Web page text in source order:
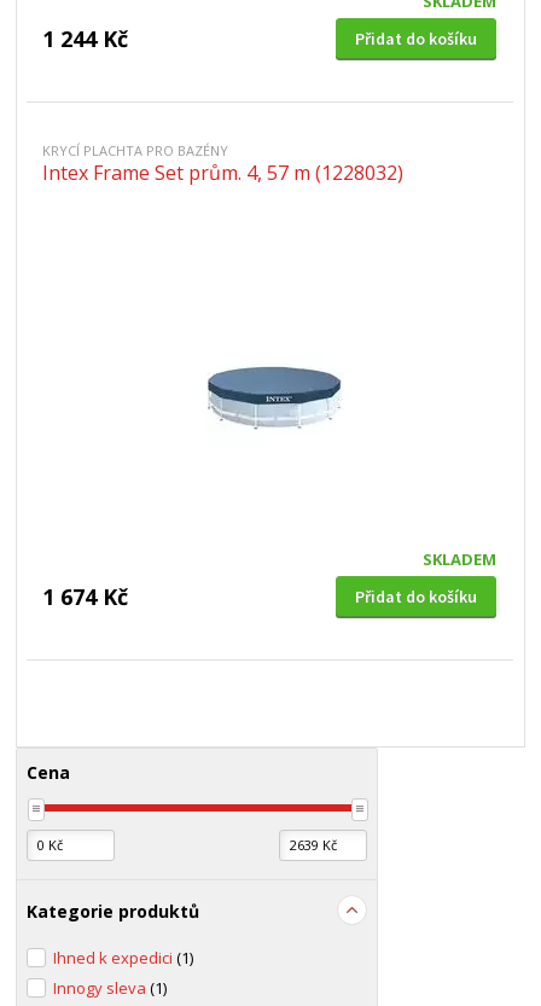
1 244 Kč Přidat do košíku
KRYCÍ PLACHTA PRO BAZÉNY
Intex Frame Set prům. 4, 57 m (1228032)
SKLADEM
1 674 Kč Přidat do košíku
Cena
Kategorie produktů
Ihned k expedici(1)
Innogy sleva(1)